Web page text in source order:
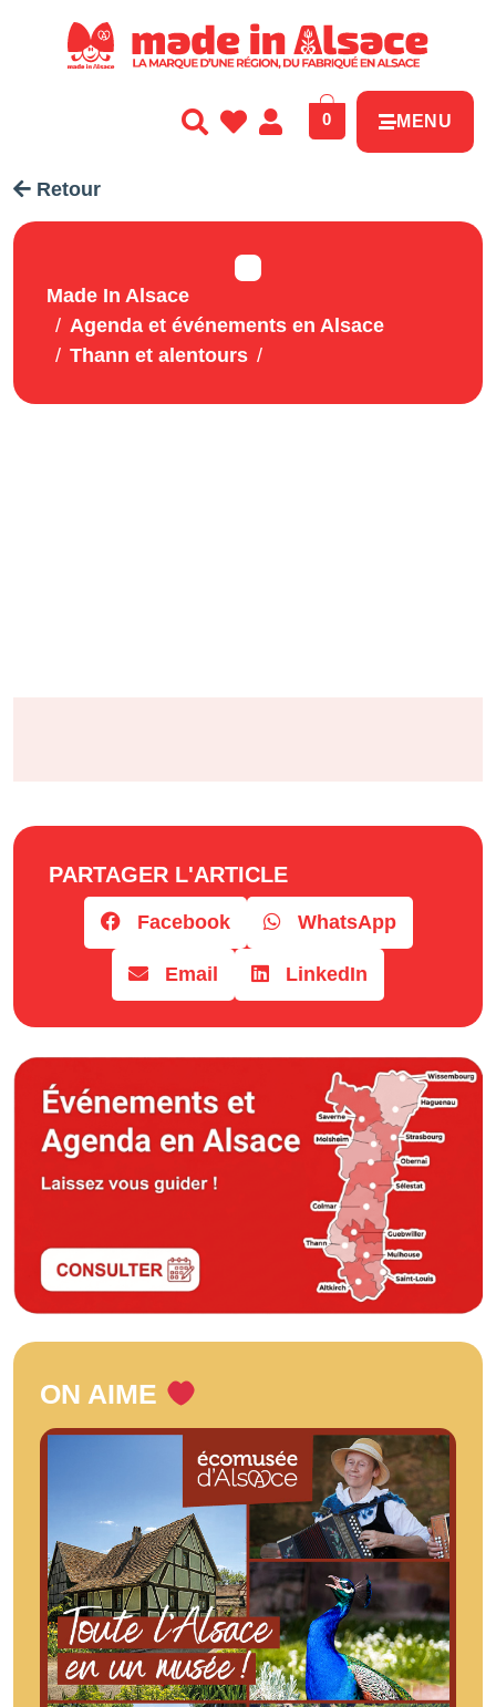
0 MENU
Retour
Made In Alsace
Agenda et événements en Alsace
Thann et alentours
PARTAGER L'ARTICLE
Facebook WhatsApp
Email LinkedIn
ON AIME